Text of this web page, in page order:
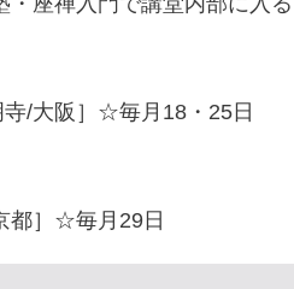
寺/大阪］☆毎月18・25日
都］☆毎月29日